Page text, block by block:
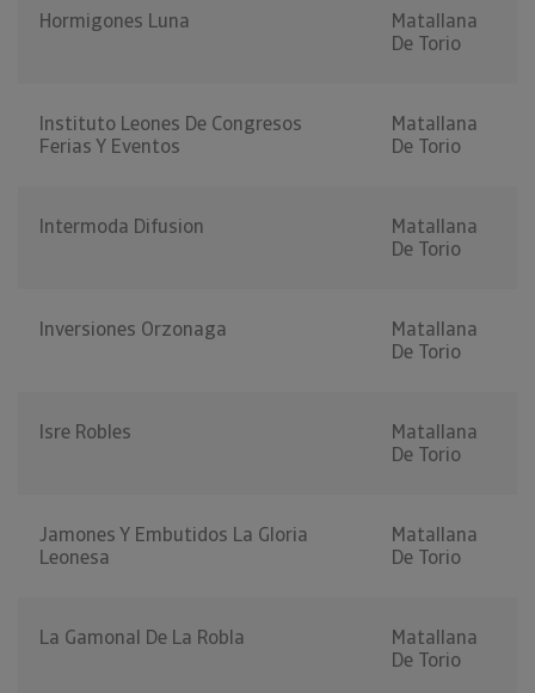
Hormigones Luna
Matallana
De Torio
Instituto Leones De Congresos
Ferias Y Eventos
Matallana
De Torio
Intermoda Difusion
Matallana
De Torio
Inversiones Orzonaga
Matallana
De Torio
Isre Robles
Matallana
De Torio
Jamones Y Embutidos La Gloria
Leonesa
Matallana
De Torio
La Gamonal De La Robla
Matallana
De Torio